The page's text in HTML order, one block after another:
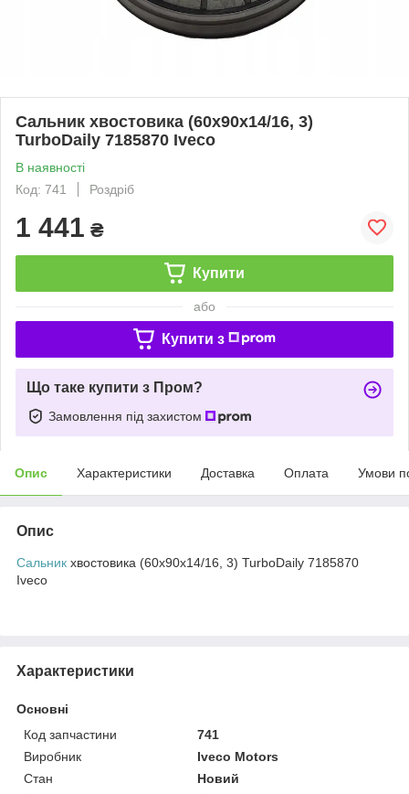
Сальник хвостовика (60х90х14/16, 3)
TurboDaily 7185870 Iveco
В наявності
Код: 741
Роздріб
1 441 ₴
Купити
або
Купити з
Що таке купити з Пром?
Замовлення під захистом
Опис Характеристики Доставка Оплата Умови
Опис
Сальник хвостовика (60х90х14/16, 3) TurboDaily 7185870
Iveco
Характеристики
Основні
Код запчастини
741
Виробник
Iveco Motors
Стан
Новий